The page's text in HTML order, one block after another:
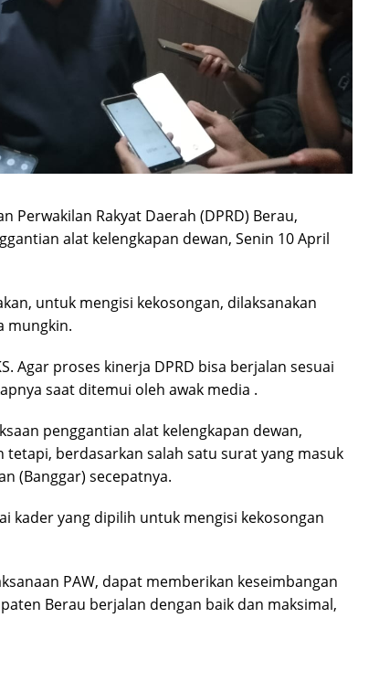
Perwakilan Rakyat Daerah (DPRD) Berau,
alat kelengkapan dewan, Senin 10 April
untuk mengisi kekosongan, dilaksanakan
mungkin.
Agar proses kinerja DPRD bisa berjalan sesuai
saat ditemui oleh awak media .
penggantian alat kelengkapan dewan,
tetapi, berdasarkan salah satu surat yang masuk
(Banggar) secepatnya.
kader yang dipilih untuk mengisi kekosongan
PAW, dapat memberikan keseimbangan
Berau berjalan dengan baik dan maksimal,